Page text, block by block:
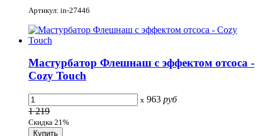
Артикул: in-27446
Мастурбатор Флешнаш с эффектом отсоса -
Cozy Touch
x 963 руб
1 219
Скидка 21%